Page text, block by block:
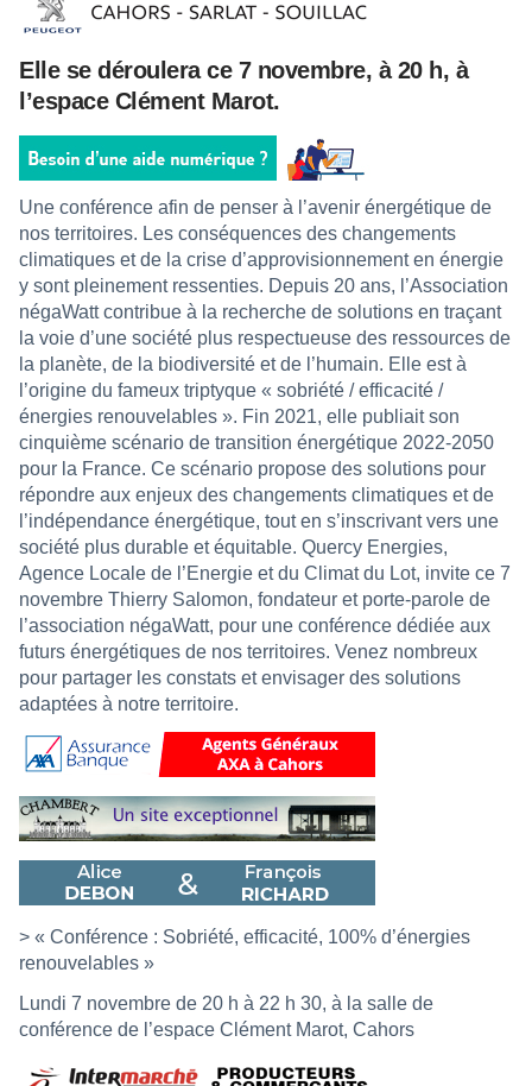
Elle se déroulera ce 7 novembre, à 20 h, à
l’espace Clément Marot.
Une conférence afin de penser à l’avenir énergétique de
nos territoires. Les conséquences des changements
climatiques et de la crise d’approvisionnement en énergie
y sont pleinement ressenties. Depuis 20 ans, l’Association
négaWatt contribue à la recherche de solutions en traçant
la voie d’une société plus respectueuse des ressources de
la planète, de la biodiversité et de l’humain. Elle est à
l’origine du fameux triptyque « sobriété / efficacité /
énergies renouvelables ». Fin 2021, elle publiait son
cinquième scénario de transition énergétique 2022-2050
pour la France. Ce scénario propose des solutions pour
répondre aux enjeux des changements climatiques et de
l’indépendance énergétique, tout en s’inscrivant vers une
société plus durable et équitable. Quercy Energies,
Agence Locale de l’Energie et du Climat du Lot, invite ce 7
novembre Thierry Salomon, fondateur et porte-parole de
l’association négaWatt, pour une conférence dédiée aux
futurs énergétiques de nos territoires. Venez nombreux
pour partager les constats et envisager des solutions
adaptées à notre territoire.
> « Conférence : Sobriété, efficacité, 100% d’énergies
renouvelables »
Lundi 7 novembre de 20 h à 22 h 30, à la salle de
conférence de l’espace Clément Marot, Cahors